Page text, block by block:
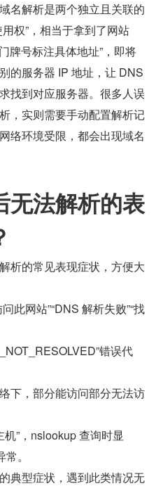
名解析是两个独立且关联的
权”，相当于拿到了网站
牌号标注具体地址”，即将
的服务器 IP 地址，让 DNS
找到对应服务器。很多人误
，实则需要手动配置解析记
络环境受限，都会出现域名
无法解析的表
析的常见表现症状，方便大
此网站”“DNS 解析失败”“找
错误代
下，部分能访问部分无法访
”，nslookup 查询时显
。
典型症状，遇到此类情况无